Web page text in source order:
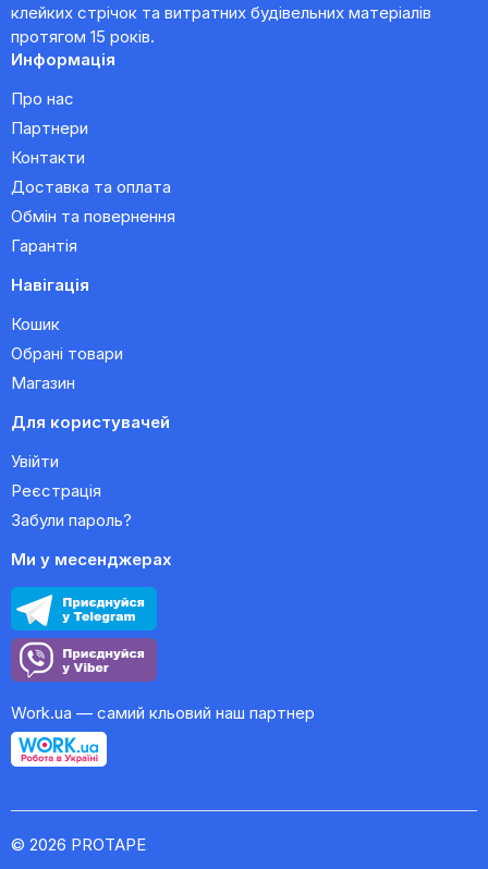
клейких стрічок та витратних будівельних матеріалів
протягом 15 років.
Информація
Про нас
Партнери
Контакти
Доставка та оплата
Обмін та повернення
Гарантія
Навігація
Кошик
Обрані товари
Магазин
Для користувачей
Увійти
Реєстрація
Забули пароль?
Ми у месенджерах
Work.ua — самий кльовий наш партнер
© 2026 PROTAPE